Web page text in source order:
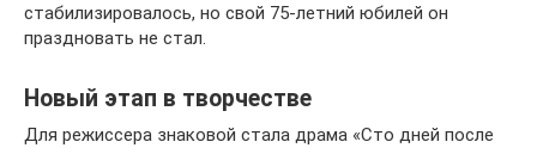
стабилизировалось, но свой 75-летний юбилей он
праздновать не стал.
Новый этап в творчестве
Для режиссера знаковой стала драма «Сто дней после